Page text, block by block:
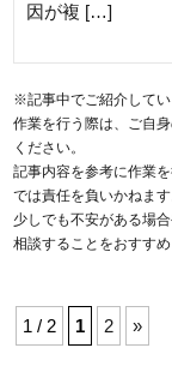
因が複 […]
※記事中でご紹介してい
作業を行う際は、ご自
ください。
記事内容を参考に作業
では責任を負いかねます
少しでも不安がある場
相談することをおすすめ
1 / 2 1 2 »